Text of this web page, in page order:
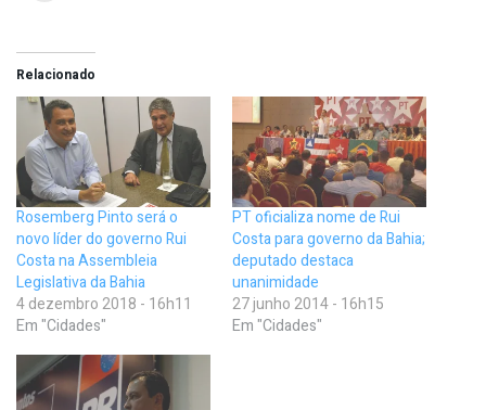
Relacionado
Rosemberg Pinto será o
novo líder do governo Rui
Costa na Assembleia
Legislativa da Bahia
4 dezembro 2018 - 16h11
Em "Cidades"
PT oficializa nome de Rui
Costa para governo da Bahia;
deputado destaca
unanimidade
27 junho 2014 - 16h15
Em "Cidades"